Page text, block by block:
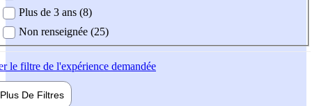
Plus de 3 ans (8)
Non renseignée (25)
le filtre de l'expérience demandée
Plus De Filtres